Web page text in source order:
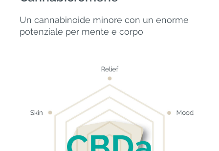
Un cannabinoide minore con un enorme
potenziale per mente e corpo